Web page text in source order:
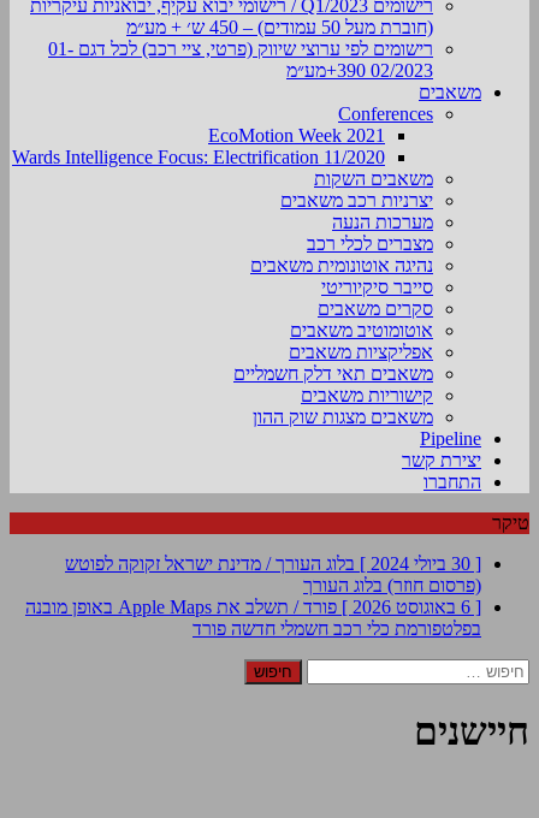
רישומים Q1/2023 / רישומי יבוא עקיף, יבואניות עיקריות
(חוברת מעל 50 עמודים) – 450 ש׳ + מע״מ
רישומים לפי ערוצי שיווק (פרטי, ציי רכב) לכל דגם 01-
02/2023 390+מע״מ
משאבים
Conferences
EcoMotion Week 2021
Wards Intelligence Focus: Electrification 11/2020
משאבים השקות
יצרניות רכב משאבים
מערכות הנעה
מצברים לכלי רכב
נהיגה אוטונומית משאבים
סייבר סיקיוריטי
סקרים משאבים
אוטומוטיב משאבים
אפליקציות משאבים
משאבים תאי דלק חשמליים
קישוריות משאבים
משאבים מצגות שוק ההון
Pipeline
יצירת קשר
התחברו
טיקר
[ 30 ביולי 2024 ]
בלוג העורך / מדינת ישראל זקוקה לפוטש
(פרסום חוזר) בלוג העורך
[ 6 באוגוסט 2026 ]
פורד / תשלב את Apple Maps באופן מובנה
בפלטפורמת כלי רכב חשמלי חדשה פורד
חיפוש:
חיישנים